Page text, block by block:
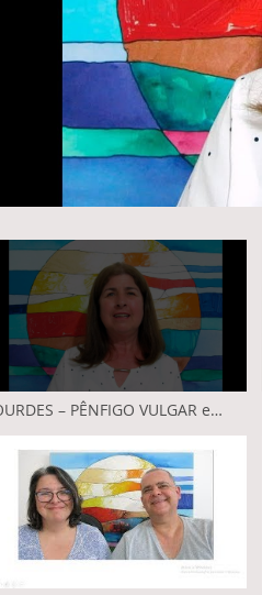
– PÊNFIGO VULGAR e